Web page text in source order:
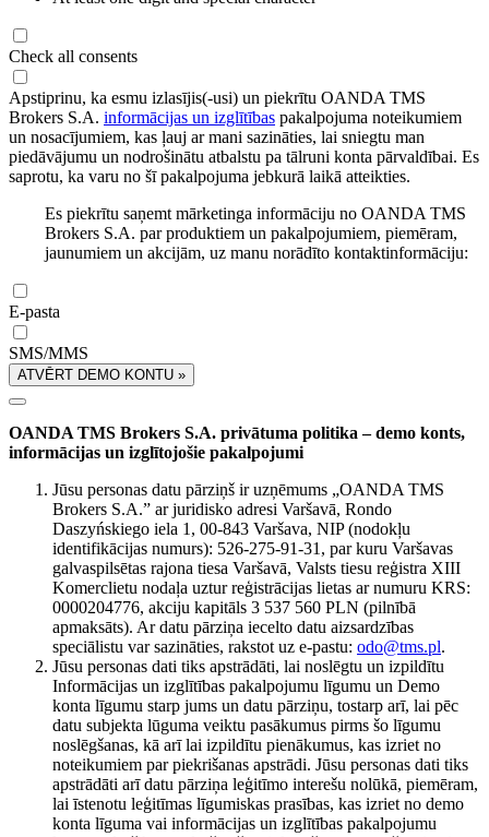
Check all consents
Apstiprinu, ka esmu izlasījis(-usi) un piekrītu OANDA TMS
Brokers S.A. informācijas un izglītības pakalpojuma noteikumiem
un nosacījumiem, kas ļauj ar mani sazināties, lai sniegtu man
piedāvājumu un nodrošinātu atbalstu pa tālruni konta pārvaldībai. Es
saprotu, ka varu no šī pakalpojuma jebkurā laikā atteikties.
Es piekrītu saņemt mārketinga informāciju no OANDA TMS
Brokers S.A. par produktiem un pakalpojumiem, piemēram,
jaunumiem un akcijām, uz manu norādīto kontaktinformāciju:
E-pasta
SMS/MMS
ATVĒRT DEMO KONTU »
OANDA TMS Brokers S.A. privātuma politika – demo konts,
informācijas un izglītojošie pakalpojumi
Jūsu personas datu pārziņš ir uzņēmums „OANDA TMS
Brokers S.A.” ar juridisko adresi Varšavā, Rondo
Daszyńskiego iela 1, 00-843 Varšava, NIP (nodokļu
identifikācijas numurs): 526-275-91-31, par kuru Varšavas
galvaspilsētas rajona tiesa Varšavā, Valsts tiesu reģistra XIII
Komerclietu nodaļa uztur reģistrācijas lietas ar numuru KRS:
0000204776, akciju kapitāls 3 537 560 PLN (pilnībā
apmaksāts). Ar datu pārziņa iecelto datu aizsardzības
speciālistu var sazināties, rakstot uz e-pastu: odo@tms.pl.
Jūsu personas dati tiks apstrādāti, lai noslēgtu un izpildītu
Informācijas un izglītības pakalpojumu līgumu un Demo
konta līgumu starp jums un datu pārziņu, tostarp arī, lai pēc
datu subjekta lūguma veiktu pasākumus pirms šo līgumu
noslēgšanas, kā arī lai izpildītu pienākumus, kas izriet no
noteikumiem par piekrišanas apstrādi. Jūsu personas dati tiks
apstrādāti arī datu pārziņa leģitīmo interešu nolūkā, piemēram,
lai īstenotu leģitīmas līgumiskas prasības, kas izriet no demo
konta līguma vai informācijas un izglītības pakalpojumu